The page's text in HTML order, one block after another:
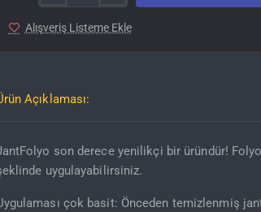
Alışveriş Listeme Ekle
Açıklaması:
son derece yenilikçi bir üründür!
uygulayabilirsiniz.
çok basit: Önceden temizlenmiş